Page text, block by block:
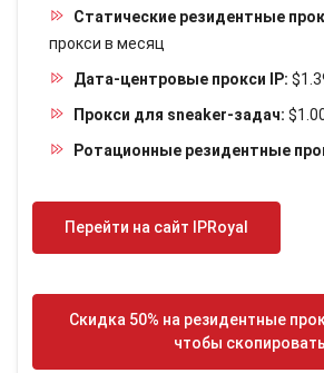
Статические резидентные
прокси в месяц
Дата-центровые прокси IP:
Прокси для sneaker-задач:
Ротационные резидентные
Перейти на сайт IPRoyal
Скидка 50% на резидентные
чтобы скопировать